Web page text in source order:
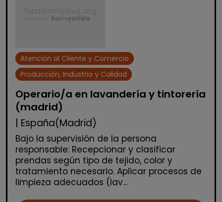
Atención al Cliente y Comercio
Producción, Industria y Calidad
Operario/a en lavandería y tintorería
(madrid)
| España(Madrid)
Bajo la supervisión de la persona
responsable: Recepcionar y clasificar
prendas según tipo de tejido, color y
tratamiento necesario. Aplicar procesos de
limpieza adecuados (lav...